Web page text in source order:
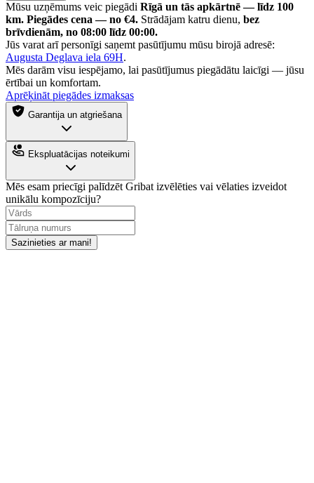
Mūsu uzņēmums veic piegādi Rīgā un tās apkārtnē — līdz 100
km. Piegādes cena — no €4. Strādājam katru dienu, bez
brīvdienām, no 08:00 līdz 00:00.
Jūs varat arī personīgi saņemt pasūtījumu mūsu birojā adresē:
Augusta Deglava iela 69H.
Mēs darām visu iespējamo, lai pasūtījumus piegādātu laicīgi — jūsu
ērtībai un komfortam.
Aprēķināt piegādes izmaksas
Garantija un atgriešana
Ekspluatācijas noteikumi
Mēs esam priecīgi palīdzēt Gribat izvēlēties vai vēlaties izveidot
unikālu kompozīciju?
Sazinieties ar mani!